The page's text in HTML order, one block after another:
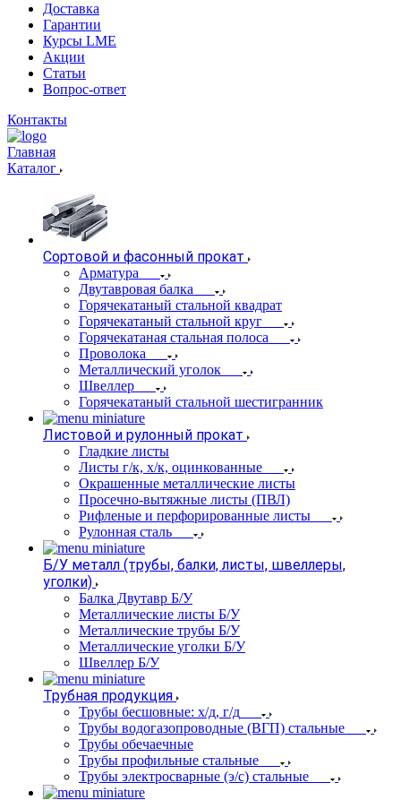
Доставка
Гарантии
Курсы LME
Акции
Статьи
Вопрос-ответ
Контакты
Главная
Каталог
Сортовой и фасонный прокат
Арматура
Двутавровая балка
Горячекатаный стальной квадрат
Горячекатаный стальной круг
Горячекатаная стальная полоса
Проволока
Металлический уголок
Швеллер
Горячекатаный стальной шестигранник
Листовой и рулонный прокат
Гладкие листы
Листы г/к, х/к, оцинкованные
Окрашенные металлические листы
Просечно-вытяжные листы (ПВЛ)
Рифленые и перфорированные листы
Рулонная сталь
Б/У металл (трубы, балки, листы, швеллеры,
уголки)
Балка Двутавр Б/У
Металлические листы Б/У
Металлические трубы Б/У
Металлические уголки Б/У
Швеллер Б/У
Трубная продукция
Трубы бесшовные: х/д, г/д
Трубы водогазопроводные (ВГП) стальные
Трубы обечаечные
Трубы профильные стальные
Трубы электросварные (э/с) стальные